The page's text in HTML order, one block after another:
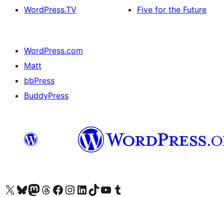
WordPress.TV
Five for the Future
WordPress.com
Matt
bbPress
BuddyPress
Visit our X (formerly Twitter) account
Visit our Bluesky account
Visita nuestra cuenta de Twitter
Visit our Threads account
Visita nuestra página de Facebook
Visite nuestra cuenta de Instagram
Visit our LinkedIn account
Visit our TikTok account
Visit our YouTube channel
Visit our Tumblr account